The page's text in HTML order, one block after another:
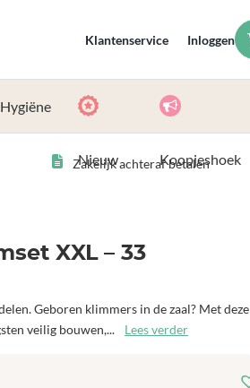
Klantenservice Inloggen
Nieuw Koopjeshoek
Zakelijk achteraf betalen
XXL – 33
Geboren klimmers in de zaal? Met deze
veilig bouwen,...
Lees verder